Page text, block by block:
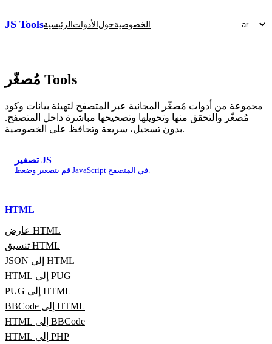
JS Toolsالرئيسية الأدوات حولالخصوصية
مُصغّر Tools
مجموعة من أدوات مُصغّر المجانية عبر المتصفح لتهيئة بيانات وكود
مُصغّر والتحقق منها وتحويلها وتصحيحها مباشرة داخل المتصفح.
بدون تسجيل، سريعة وتحافظ على الخصوصية.
تصغير JS
HTML
عارض HTML
تنسيق HTML
JSON إلى HTML
HTML إلى PUG
PUG إلى HTML
BBCode إلى HTML
HTML إلى BBCode
HTML إلى PHP